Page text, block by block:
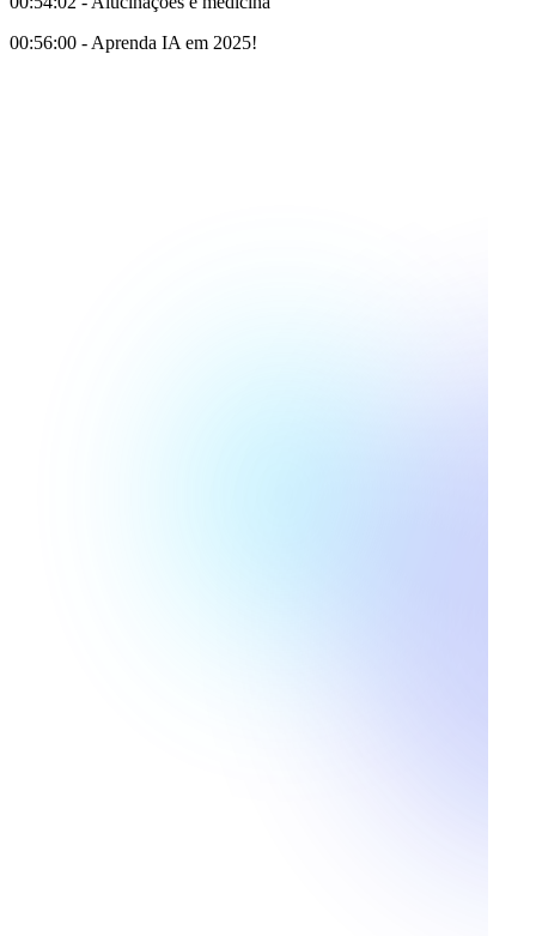
00:56:00 - Aprenda IA em 2025!